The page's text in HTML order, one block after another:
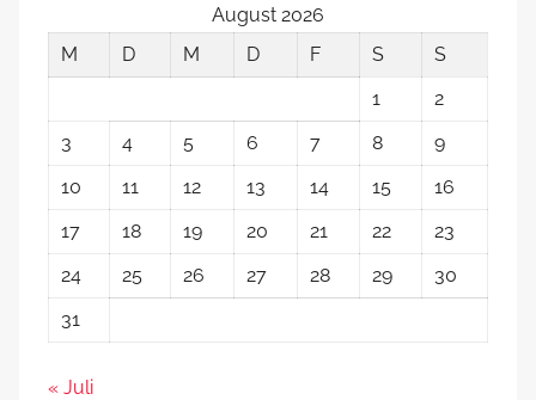
August 2026
M
D M D F S
S
1
2
3
4 5 6 7 8
9
10
11 12 13 14 15
16
17
18 19 20 21 22
23
24
25 26 27 28 29
30
31
« Juli